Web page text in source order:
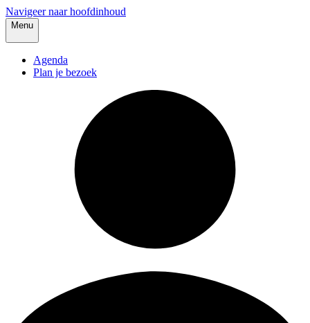
Navigeer naar hoofdinhoud
Menu
Agenda
Plan je bezoek